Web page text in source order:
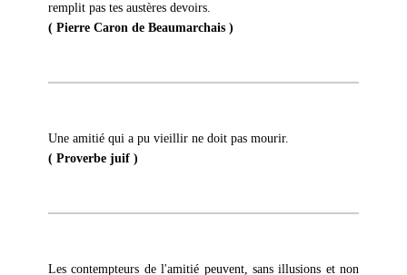
remplit pas tes austères devoirs.
( Pierre Caron de Beaumarchais )
Une amitié qui a pu vieillir ne doit pas mourir.
( Proverbe juif )
Les contempteurs de l'amitié peuvent, sans illusions et non